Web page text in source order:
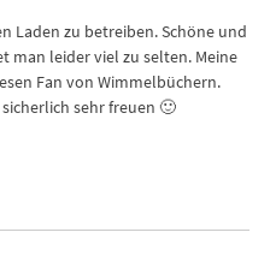
Laden zu betreiben. Schöne und
man leider viel zu selten. Meine
Fan von Wimmelbüchern.
sehr freuen 🙂